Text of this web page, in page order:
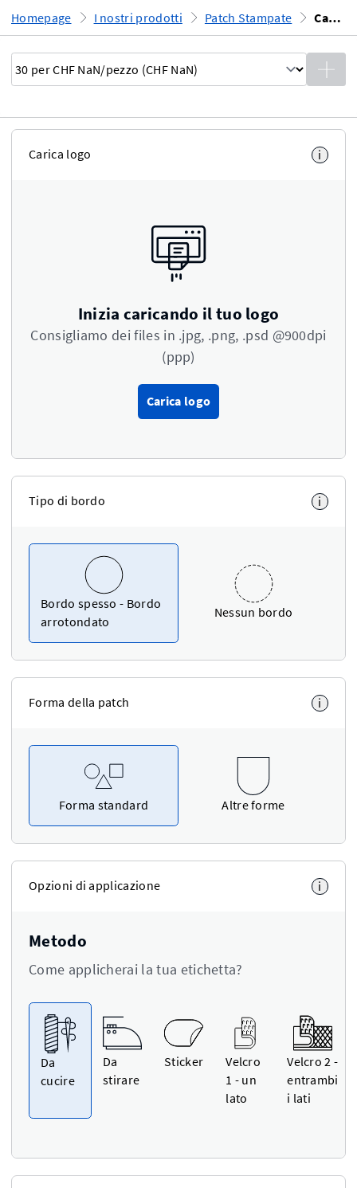
Homepage I nostri prodotti Patch Stampate Carica l'immagine
Carica logo i
Inizia caricando il tuo logo
Consigliamo dei files in .jpg, .png, .psd @900dpi
(ppp)
Carica logo
Tipo di bordo i
Bordo spesso - Bordo
arrotondato
Nessun bordo
Forma della patch i
Forma standard Altre forme
Opzioni di applicazione i
Metodo
Come applicherai la tua etichetta?
Da
cucire
Da
stirare
Sticker
Velcro
1 - un
lato
Velcro 2 -
entrambi
i lati